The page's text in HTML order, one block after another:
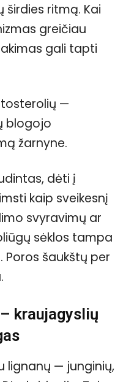
širdies ritmą. Kai
greičiau
gali tapti
—
blogojo
žarnyne.
dėti į
kaip sveikesnį
svyravimų ar
sėklos tampa
šaukštų per
kraujagyslių
lignanų — junginių,